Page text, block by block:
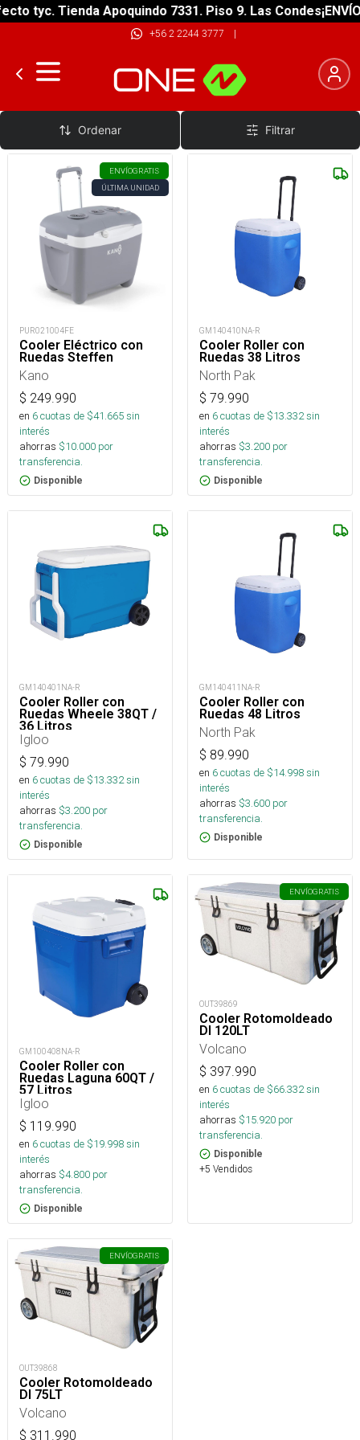
tyc. Tienda Apoquindo 7331. Piso 9. Las Condes
+56 2 2244 3777 |
Cooler con Ruedas
Ordenar Filtrar
ENVÍOGRATIS
ÚLTIMA UNIDAD
PUR021004FE
Cooler Eléctrico con
Ruedas Steffen
Kano
$ 249.990
en 6cuotas de $41.665sin
interés
ahorras $10.000 por
transferencia.
Disponible
GM140410NA-R
Cooler Roller con
Ruedas 38 Litros
North Pak
$ 79.990
en 6cuotas de $13.332sin
interés
ahorras $3.200 por
transferencia.
Disponible
GM140401NA-R
Cooler Roller con
Ruedas Wheele 38QT /
36 Litros
Igloo
$ 79.990
en 6cuotas de $13.332sin
interés
ahorras $3.200 por
transferencia.
Disponible
GM140411NA-R
Cooler Roller con
Ruedas 48 Litros
North Pak
$ 89.990
en 6cuotas de $14.998sin
interés
ahorras $3.600 por
transferencia.
Disponible
GM100408NA-R
Cooler Roller con
Ruedas Laguna 60QT /
57 Litros
Igloo
$ 119.990
en 6cuotas de $19.998sin
interés
ahorras $4.800 por
transferencia.
Disponible
ENVÍOGRATIS
OUT39869
Cooler Rotomoldeado
Dl 120LT
Volcano
$ 397.990
en 6cuotas de $66.332sin
interés
ahorras $15.920 por
transferencia.
Disponible
+5 Vendidos
ENVÍOGRATIS
OUT39868
Cooler Rotomoldeado
Dl 75LT
Volcano
$ 311.990